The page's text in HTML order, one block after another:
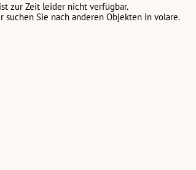
zur Zeit leider nicht verfügbar.
Sie nach anderen Objekten in volare.